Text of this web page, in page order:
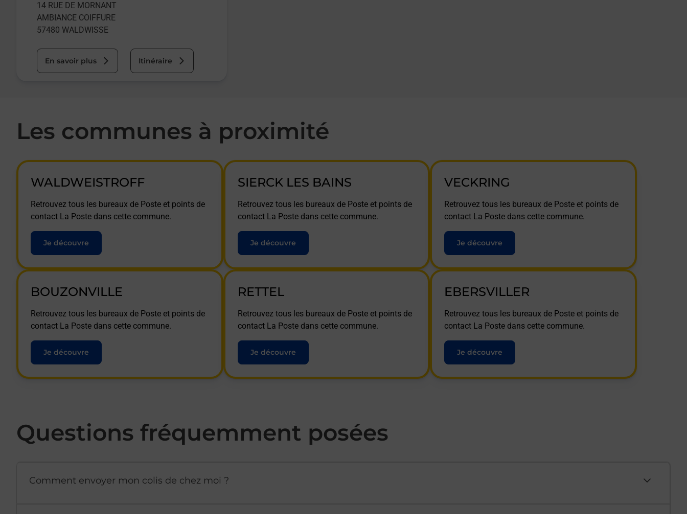
14 RUE DE MORNANT
AMBIANCE COIFFURE
57480 WALDWISSE
En savoir plus Itinéraire
Les communes à proximité
WALDWEISTROFF
Retrouvez tous les bureaux de Poste et points de
contact La Poste dans cette commune.
Je découvre
SIERCK LES BAINS
Retrouvez tous les bureaux de Poste et points de
contact La Poste dans cette commune.
Je découvre
VECKRING
Retrouvez tous les bureaux de Poste et points de
contact La Poste dans cette commune.
Je découvre
BOUZONVILLE
Retrouvez tous les bureaux de Poste et points de
contact La Poste dans cette commune.
Je découvre
RETTEL
Retrouvez tous les bureaux de Poste et points de
contact La Poste dans cette commune.
Je découvre
EBERSVILLER
Retrouvez tous les bureaux de Poste et points de
contact La Poste dans cette commune.
Je découvre
Questions fréquemment posées
Comment envoyer mon colis de chez moi ?